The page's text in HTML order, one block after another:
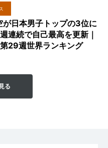
が日本男子トップの3位に
連続で自己最高を更新｜
29週世界ランキング
る